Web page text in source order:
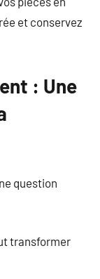
et conservez
: Une
question
transformer